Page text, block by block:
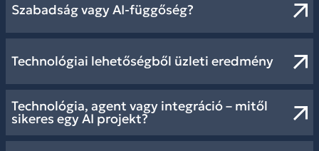
Szabadság vagy AI-függőség?
Technológiai lehetőségből üzleti eredmény
Technológia, agent vagy integráció – mitől
sikeres egy AI projekt?